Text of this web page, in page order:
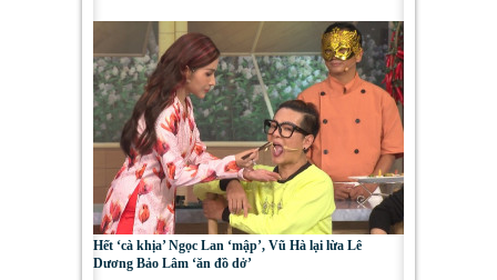
Hết ‘cà khịa’ Ngọc Lan ‘mập’, Vũ Hà lại lừa Lê
Dương Bảo Lâm ‘ăn đồ dở’